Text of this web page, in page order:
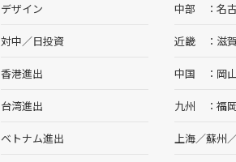
デザイン
対中／日投資
香港進出
台湾進出
ベトナム進出
中部 名
近畿 滋賀
中国 岡
九州 福
上海／蘇州